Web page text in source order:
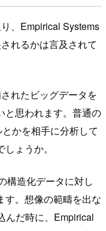
、Empirical Systems
れるかは言及されて
れたビッグデータを
と思われます。普通の
かを相手に分析して
ょうか。
構造化データに対し
す。想像の範疇を出な
んだ時に、Empirical